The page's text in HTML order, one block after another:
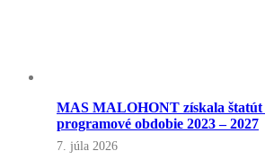
MAS MALOHONT získala
programové obdobie 2023 – 2027
7. júla 2026